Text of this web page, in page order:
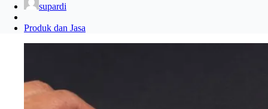
supardi
Produk dan Jasa